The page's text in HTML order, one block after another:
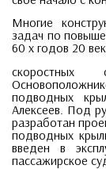
Многие
задач по
60 х годов 20
подводных
Алексеев. Под
разработан
подводных
введен в
пассажирское